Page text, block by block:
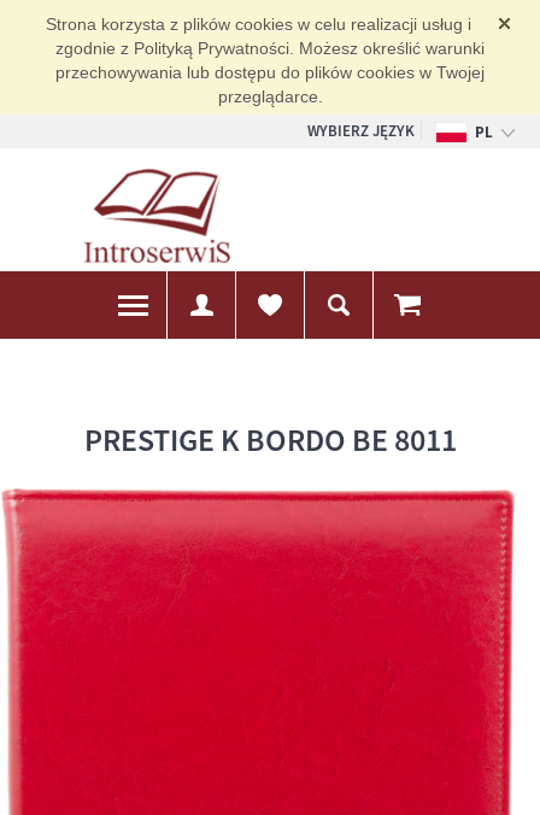
Strona korzysta z plików cookies w celu realizacji usług i
zgodnie z Polityką Prywatności. Możesz określić warunki
przechowywania lub dostępu do plików cookies w Twojej
przeglądarce.
WYBIERZ JĘZYK
PL
PRESTIGE K BORDO BE 8011